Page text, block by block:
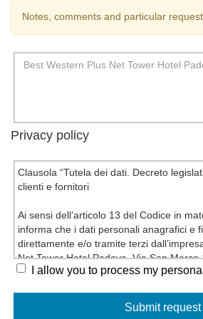
Notes, comments and particular
Privacy policy
Clausola “Tutela dei dati. Decreto
clienti e fornitori
Ai sensi dell’articolo 13 del Codice in
informa che i dati personali anagrafici e
direttamente e/o tramite terzi
Net Tower Hotel Padova, Via San
(PD) titolare del trattamento, vengono
nonché per consentire una efficace
I allow you to process my